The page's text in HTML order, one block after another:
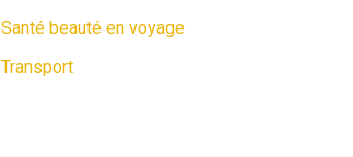
Santé beauté en voyage
Transport